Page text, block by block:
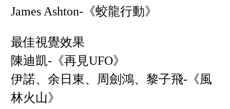
James Ashton-《蛟龍行動》
最佳視覺效果
陳迪凱-《再見UFO》
伊諾、余日東、周劍鴻、黎子飛-《風
林火山》